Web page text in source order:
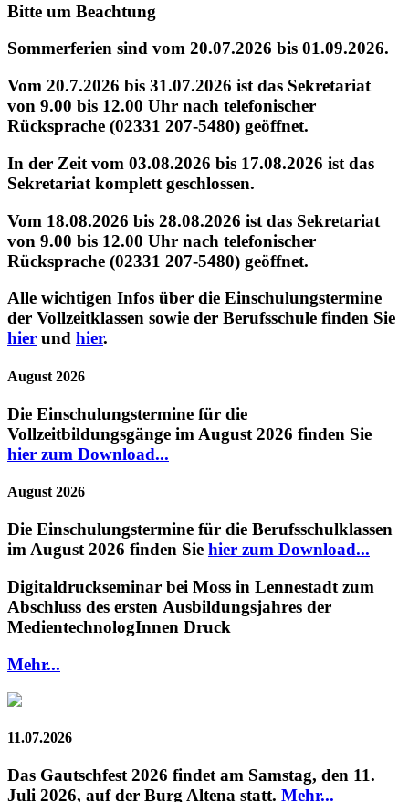
Bitte um Beachtung
Sommerferien sind vom 20.07.2026 bis 01.09.2026.
Vom 20.7.2026 bis 31.07.2026 ist das Sekretariat
von 9.00 bis 12.00 Uhr nach telefonischer
Rücksprache (02331 207-5480) geöffnet.
In der Zeit vom 03.08.2026 bis 17.08.2026 ist das
Sekretariat komplett geschlossen.
Vom 18.08.2026 bis 28.08.2026 ist das Sekretariat
von 9.00 bis 12.00 Uhr nach telefonischer
Rücksprache (02331 207-5480) geöffnet.
Alle wichtigen Infos über die Einschulungstermine
der Vollzeitklassen sowie der Berufsschule finden Sie
hier und hier.
August 2026
Die Einschulungstermine für die
Vollzeitbildungsgänge im August 2026 finden Sie
hier zum Download...
August 2026
Die Einschulungstermine für die Berufsschulklassen
im August 2026 finden Sie hier zum Download...
Digitaldruckseminar bei Moss in Lennestadt zum
Abschluss des ersten Ausbildungsjahres der
MedientechnologInnen Druck
Mehr...
11.07.2026
Das Gautschfest 2026 findet am Samstag, den 11.
Juli 2026, auf der Burg Altena statt. Mehr...